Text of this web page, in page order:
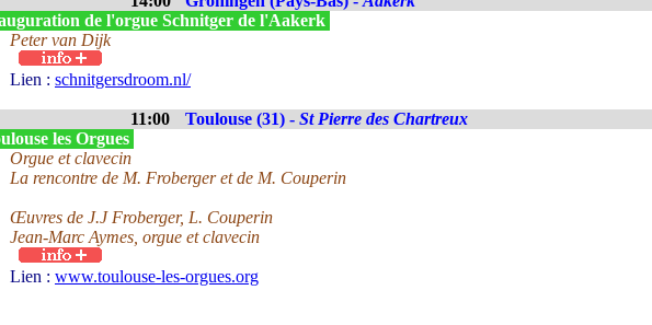
de l'orgue Schnitger de l'Aakerk
Peter van Dijk
Lien : schnitgersdroom.nl/
11:00 Toulouse (31) - St Pierre des Chartreux
les Orgues
Orgue et clavecin
La rencontre de M. Froberger et de M. Couperin
Œuvres de J.J Froberger, L. Couperin
Jean-Marc Aymes, orgue et clavecin
Lien : www.toulouse-les-orgues.org